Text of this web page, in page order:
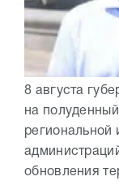
8 августа
на
региональной
обновления